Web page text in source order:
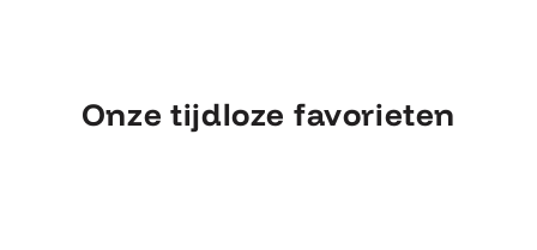
Onze tijdloze favorieten